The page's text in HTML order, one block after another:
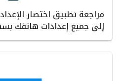
مراجعة تطبيق اختصار
إلى جميع إعدادات هاتفك